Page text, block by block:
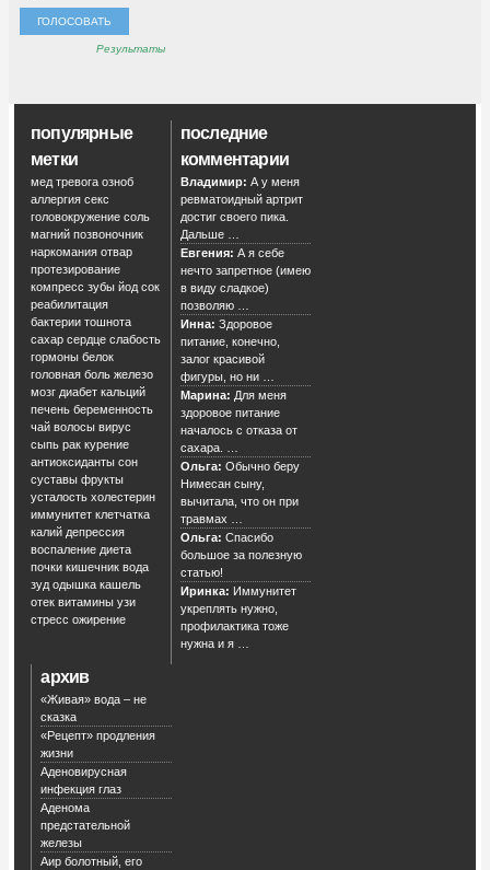
Результаты
популярные
метки
мед тревога озноб
аллергия секс
головокружение соль
магний позвоночник
наркомания отвар
протезирование
компресс зубы йод сок
реабилитация
бактерии тошнота
сахар сердце слабость
гормоны белок
головная боль железо
мозг диабет кальций
печень беременность
чай волосы вирус
сыпь рак курение
антиоксиданты сон
суставы фрукты
усталость холестерин
иммунитет клетчатка
калий депрессия
воспаление диета
почки кишечник вода
зуд одышка кашель
отек витамины узи
стресс ожирение
последние
комментарии
Владимир: А у меня
ревматоидный артрит
достиг своего пика.
Дальше …
Евгения: А я себе
нечто запретное (имею
в виду сладкое)
позволяю …
Инна: Здоровое
питание, конечно,
залог красивой
фигуры, но ни …
Марина: Для меня
здоровое питание
началось с отказа от
сахара. …
Ольга: Обычно беру
Нимесан сыну,
вычитала, что он при
травмах …
Ольга: Спасибо
большое за полезную
статью!
Иринка: Иммунитет
укреплять нужно,
профилактика тоже
нужна и я …
архив
«Живая» вода – не
сказка
«Рецепт» продления
жизни
Аденовирусная
инфекция глаз
Аденома
предстательной
железы
Аир болотный, его